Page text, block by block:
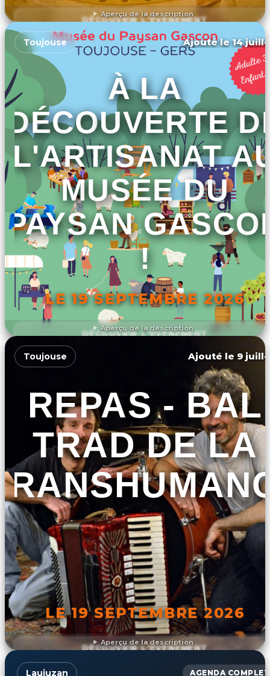
Aperçu de la description
DÉCOUVRIR L'ÉVÉNEMENT
Aperçu de la description
Toujouse Ajouté le 14
À LA
DÉCOUVERTE
L'ARTISANAT
MUSÉE DU
PAYSAN
!
LE 19 SEPTEMBRE 2026
DÉCOUVRIR L'ÉVÉNEMENT
Aperçu de la description
Toujouse Ajouté le 9
REPAS - BAL
TRAD DE LA
LE 19 SEPTEMBRE 2026
DÉCOUVRIR L'ÉVÉNEMENT
Laujuzan AGENDA COMPLET